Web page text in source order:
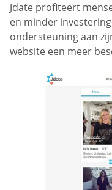
Jdate profiteert
en minder
ondersteuning aan
website een meer